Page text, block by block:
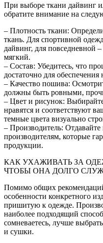
При выборе ткани дайвинг
обратите внимание на
– Плотность ткани:
ткань. Для спортивной
дайвинг, для повседневной
мягкий.
– Состав: Убедитесь, что
достаточно для
– Качество пошива:
должны быть ровными,
– Цвет и рисунок:
нравятся и соответствуют
темные цвета визуально
– Производитель:
производителям, которые
продукции.
КАК УХАЖИВАТЬ ЗА
ЧТОБЫ ОНА ДОЛГО
Помимо общих
особенности конкретного
пришитую к одежде.
наиболее подходящий
сомневаетесь, лучше
и сушки.